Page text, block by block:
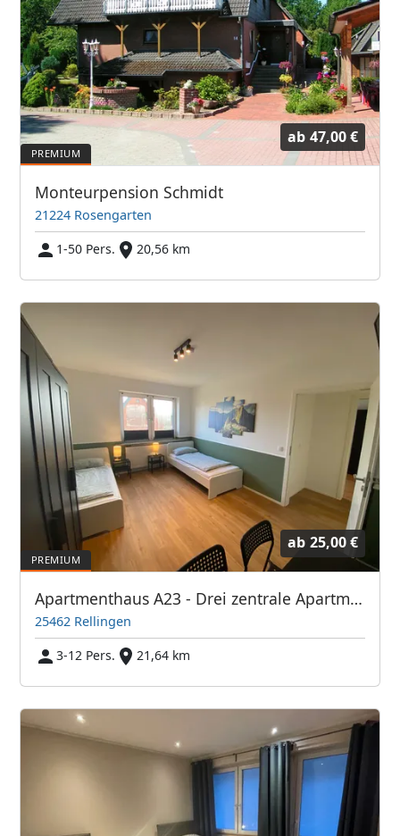
ab 47,00 €
Monteurpension Schmidt
21224 Rosengarten
1-50 Pers.
20,56 km
ab 25,00 €
Apartmenthaus A23 - Drei zentrale Apartments mit guter Verkehrsanbindung. WaMa. Parkplatz. etc.
25462 Rellingen
3-12 Pers.
21,64 km